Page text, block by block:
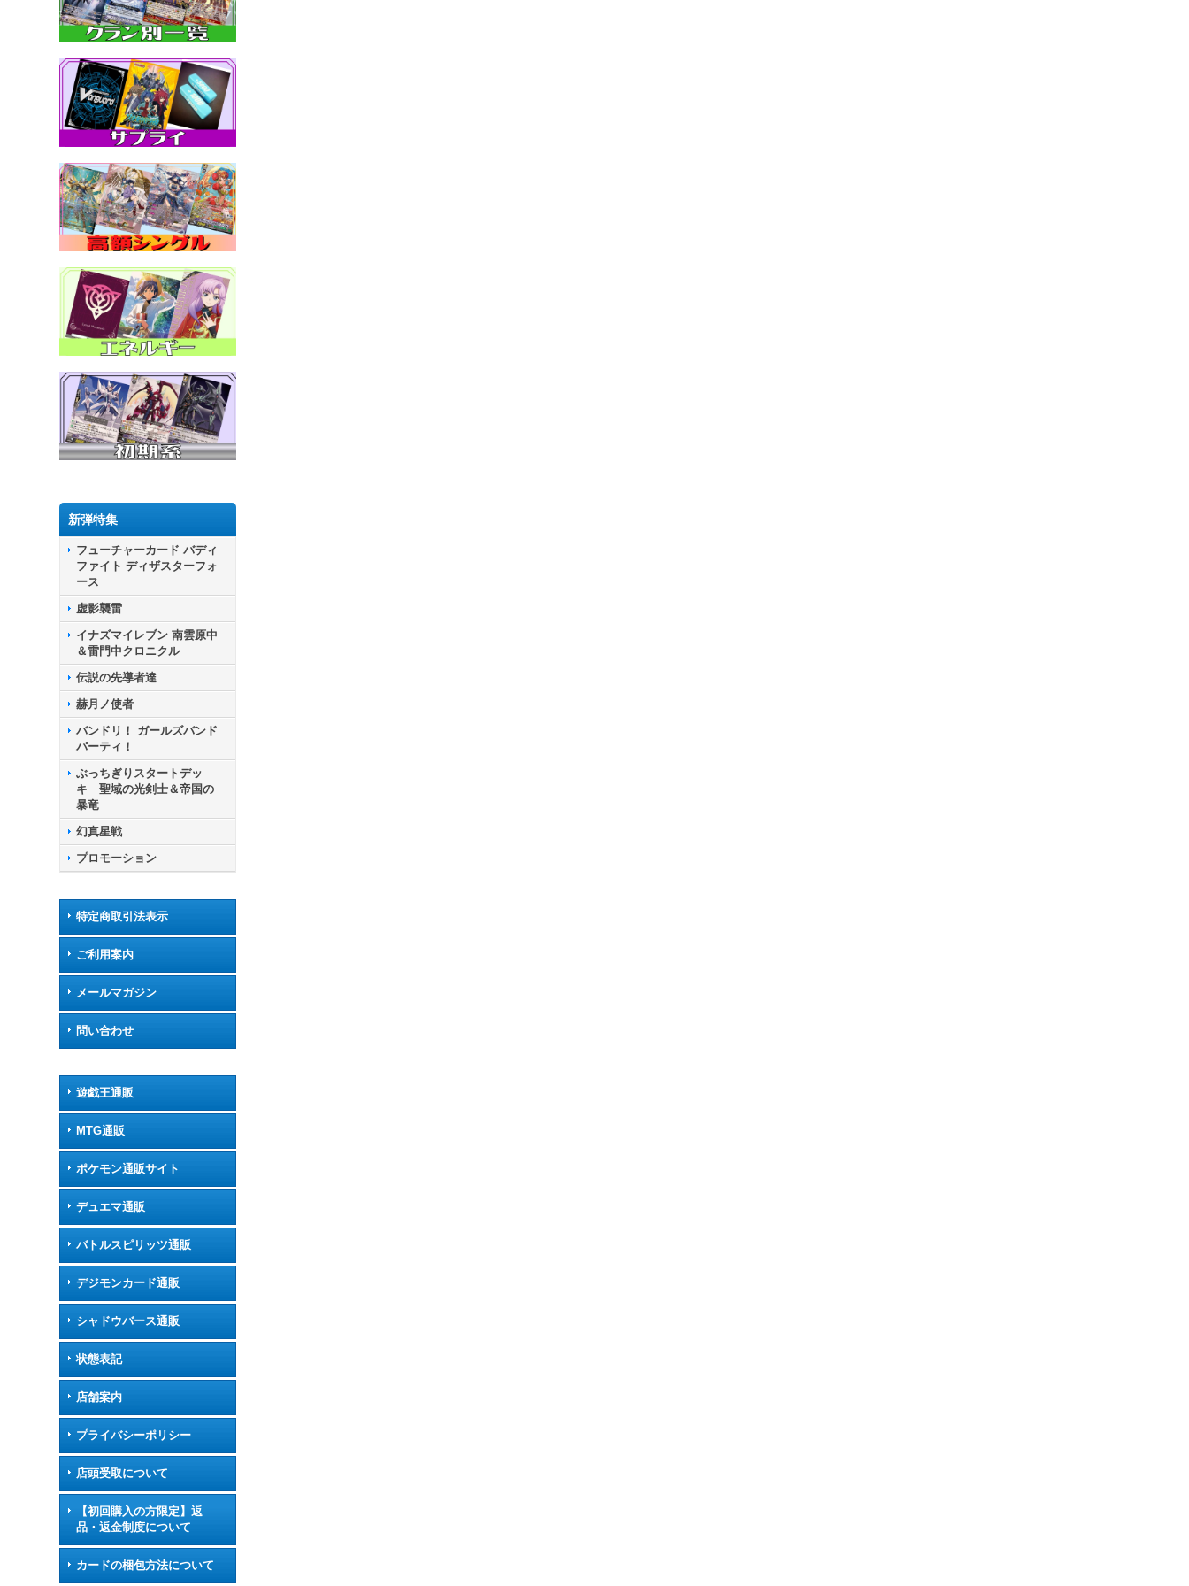
新弾特集
フューチャーカード バディ
ファイト ディザスターフォ
ース
虚影襲雷
イナズマイレブン 南雲原中
＆雷門中クロニクル
伝説の先導者達
赫月ノ使者
バンドリ！ ガールズバンド
パーティ！
ぶっちぎりスタートデッ
キ 聖域の光剣士＆帝国の
暴竜
幻真星戦
プロモーション
特定商取引法表示
ご利用案内
メールマガジン
問い合わせ
遊戯王通販
MTG通販
ポケモン通販サイト
デュエマ通販
バトルスピリッツ通販
デジモンカード通販
シャドウバース通販
状態表記
店舗案内
プライバシーポリシー
店頭受取について
【初回購入の方限定】返
品・返金制度について
カードの梱包方法について